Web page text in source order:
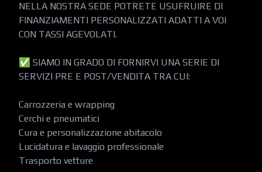
NELLA NOSTRA SEDE POTRETE USUFRUIRE DI
FINANZIAMENTI PERSONALIZZATI ADATTI A VOI
CON TASSI AGEVOLATI.
✅ SIAMO IN GRADO DI FORNIRVI UNA SERIE DI
SERVIZI PRE E POST/VENDITA TRA CUI:
Carrozzeria e wrapping
Cerchi e pneumatici
Cura e personalizzazione abitacolo
Lucidatura e lavaggio professionale
Trasporto vetture